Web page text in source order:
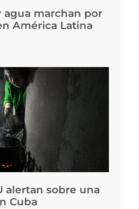
agua marchan por
América Latina
alertan sobre una
Cuba